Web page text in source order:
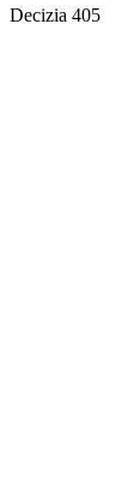
Decizia 405